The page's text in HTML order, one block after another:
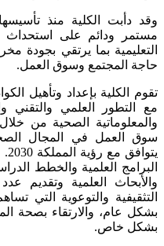
مستمر ودائم على استحداث
التعليمية بما يرتقي بجودة
حاجة المجتمع وسوق العمل.
تقوم الكلية بإعداد وتأهيل
مع التطور العلمي والتقني
والمعلوماتية الصحية من
سوق العمل في المجال
البرامج العلمية والخطط
والأبحاث العلمية وتقديم
التثقيفية والتوعوية التي
بشكل عام، والارتقاء بصحة
بشكل خاص.